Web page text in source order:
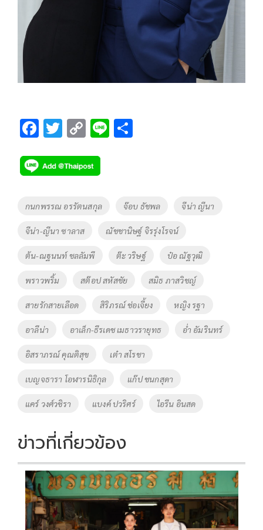
F
e
b
o
o
k
T
tt
er
C
p
y
Li
Li
Tags
กนกพรรณ อรรัตนสกุล จ๊อบ ธัชพล จีน่า ญีนา
จีน่า-ญีนา ซาลาส ณัชชานิษฐ์ จิรรุ่งโรจน์
ต้น-ณฐนนท์ ชลลัมพี ต๊ะ วริษฐ์ ป๋อ ณัฐวุฒิ
พราวพริ้ม สต๊อป สหัสชัย สมิธ ภาสวิชญ์
สายรักสายเลือด สิริภรณ์ ช่อเจี้ยง หญิง รฐา
อาลีน่า อาเล็ก-ธีรเดช เมธาวรายุทธ อ่ำ อัมรินทร์
อิสราภรณ์ คุณติสุข เต๋า สโรชา
เบญจธารา โอฬารนิธิกุล แก๊ป ชนกสุดา
แคร์ วงศ์วชิรา แบงค์ ปวริศร์ ไอรีน อินสด
ข่าวที่เกี่ยวข้อง